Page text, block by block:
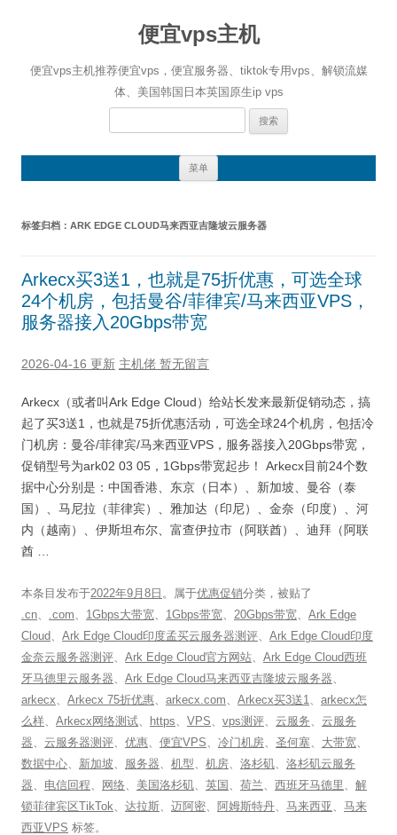
便宜vps主机
便宜vps主机推荐便宜vps，便宜服务器、tiktok专用vps、解锁流媒
体、美国韩国日本英国原生ip vps
搜
菜单
标签归档： ARK EDGE CLOUD马来西亚吉隆坡云服务器
Arkecx买3送1，也就是75折优惠，可选全球
24个机房，包括曼谷/菲律宾/马来西亚VPS，
服务器接入20Gbps带宽
2026-04-16 更新 主机佬 暂无留言
Arkecx（或者叫Ark Edge Cloud）给站长发来最新促销动态，搞
起了买3送1，也就是75折优惠活动，可选全球24个机房，包括冷
门机房：曼谷/菲律宾/马来西亚VPS，服务器接入20Gbps带宽，
促销型号为ark02 03 05，1Gbps带宽起步！ Arkecx目前24个数
据中心分别是：中国香港、东京（日本）、新加坡、曼谷（泰
国）、马尼拉（菲律宾）、雅加达（印尼）、金奈（印度）、河
内（越南）、伊斯坦布尔、富查伊拉市（阿联酋）、迪拜（阿联
酋 …
本条目发布于2022年9月8日 。属于优惠促销分类，被贴了
.cn、 .com、 1Gbps大带宽、 1Gbps带宽、 20Gbps带宽、 Ark Edge
Cloud、 Ark Edge Cloud印度孟买云服务器测评、 Ark Edge Cloud印度
金奈云服务器测评、 Ark Edge Cloud官方网站、 Ark Edge Cloud西班
牙马德里云服务器、 Ark Edge Cloud马来西亚吉隆坡云服务器、
arkecx、 Arkecx 75折优惠、 arkecx.com、 Arkecx买3送1、 arkecx怎
么样、 Arkecx网络测试、 https、 VPS、 vps测评、 云服务、 云服务
器、 云服务器测评、 优惠、 便宜VPS、 冷门机房、 圣何塞、 大带宽、
数据中心、 新加坡、 服务器、 机型、 机房、 洛杉矶、 洛杉矶云服务
器、 电信回程、 网络、 美国洛杉矶、 英国 、 荷兰、 西班牙马德里 、 解
锁菲律宾区TikTok、 达拉斯、 迈阿密、 阿姆斯特丹、 马来西亚、 马来
西亚VPS 标签。